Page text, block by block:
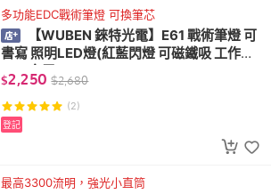
多功能EDC戰術筆燈 可換筆芯
【WUBEN 錸特光電】E61 戰術筆燈 可
書寫 照明LED燈(紅藍閃燈 可磁鐵吸 工作燈
USB充電)
$2,250 $2,680
(2)
登記
最高3300流明，強光小直筒